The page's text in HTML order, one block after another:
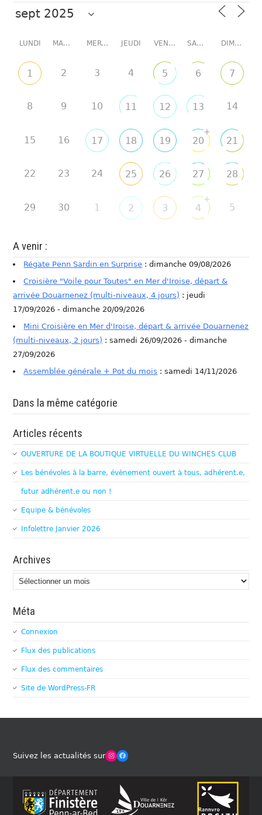
LUNDI MARDI MERCREDI JEUDI VENDREDI SAMEDI DIMANCHE
1 2 3 4 5 6 7
8 9 10 11 12 13 14
15 16 17 18 19 20
+
21
22 23 24 25 26 27 28
29 30 1 2 3 4
+
5
A venir :
Régate Penn Sardin en Surprise : dimanche 09/08/2026
Croisière "Voile pour Toutes" en Mer d'Iroise, départ &
arrivée Douarnenez (multi-niveaux, 4 jours) : jeudi
17/09/2026 - dimanche 20/09/2026
Mini Croisière en Mer d'Iroise, départ & arrivée Douarnenez
(multi-niveaux, 2 jours) : samedi 26/09/2026 - dimanche
27/09/2026
Assemblée générale + Pot du mois : samedi 14/11/2026
Dans la même catégorie
Articles récents
OUVERTURE DE LA BOUTIQUE VIRTUELLE DU WINCHES CLUB
Les bénévoles à la barre, évènement ouvert à tous, adhérent.e,
futur adhérent.e ou non !
Equipe & bénévoles
Infolettre Janvier 2026
Archives
Archives
Méta
Connexion
Flux des publications
Flux des commentaires
Site de WordPress-FR
Suivez les actualités surWinches Club OfficielFacebook